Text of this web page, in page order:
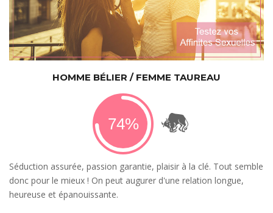
HOMME BÉLIER / FEMME TAUREAU
Séduction assurée, passion garantie, plaisir à la clé. Tout semble
donc pour le mieux ! On peut augurer d'une relation longue,
heureuse et épanouissante.